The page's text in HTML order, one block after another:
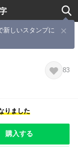
新しいスタンプに
83
りました
購入する